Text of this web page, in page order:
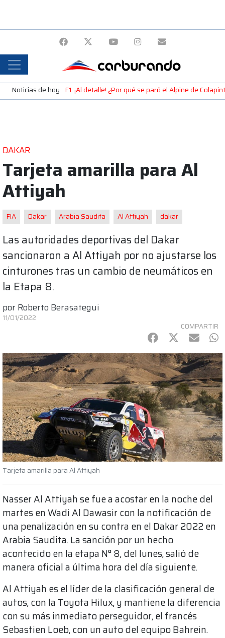
Noticias de hoy F1: ¡Al detalle! ¿Por qué se paró el Alpine de
DAKAR
Tarjeta amarilla para Al
Attiyah
FIA Dakar Arabia Saudita Al Attiyah dakar
Las autoridades deportivas del Dakar
sancionaron a Al Attiyah por no ajustarse los
cinturones tras un cambio de neumáticos en
la Etapa 8.
por Roberto Berasategui
11/01/2022
COMPARTIR
Facebook
Twitter
mail
Tarjeta amarilla para Al Attiyah
Nasser Al Attiyah se fue a acostar en la noche del
martes en Wadi Al Dawasir con la notificación de
una penalización en su contra en el Dakar 2022 en
Arabia Saudita. La sanción por un hecho
acontecido en la etapa N° 8, del lunes, salió de
manera oficial a última hora del día siguiente.
Al Attiyah es el líder de la clasificación general de
autos, con la Toyota Hilux, y mantiene la diferencia
con su más inmediato perseguidor, el francés
Sebastien Loeb, con un auto del equipo Bahrein.